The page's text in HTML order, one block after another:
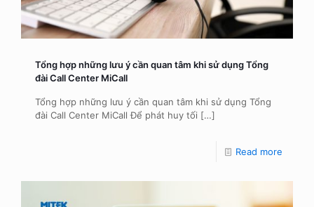
Tổng hợp những lưu ý cần quan tâm khi sử dụng Tổng
đài Call Center MiCall
Tổng hợp những lưu ý cần quan tâm khi sử dụng Tổng
đài Call Center MiCall Để phát huy tối […]
Read more